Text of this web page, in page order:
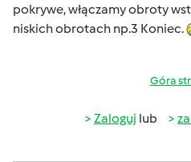
pokrywe, włączamy obroty
niskich obrotach np.3 Koniec.
Góra
Zaloguj lub